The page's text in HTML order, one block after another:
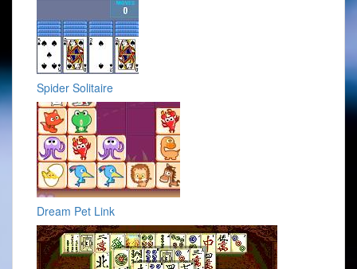
Spider Solitaire
Dream Pet Link